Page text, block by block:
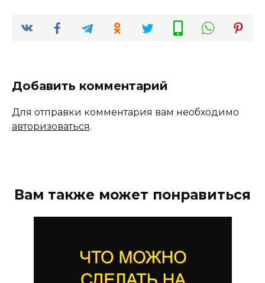
Добавить комментарий
Для отправки комментария вам необходимо
авторизоваться.
Вам также может понравиться